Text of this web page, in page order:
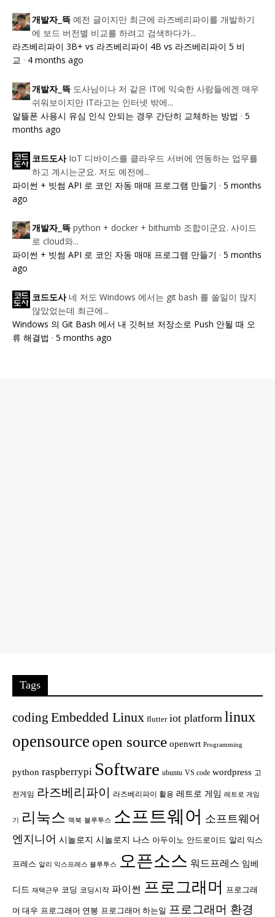
개발자_뜩 예전 글이지만 최근에 라즈베리파이를 개발하기
에 보드 버전별 비교를 하려고 검색하다가...
라즈베리파이 3B+ vs 라즈베리파이 4B vs 라즈베리파이 5 비
교 · 4 months ago
개발자_뜩 도사님이나 저 같은 IT에 익숙한 사람들에겐 매우
쉬워보이지만 IT라고는 인터넷 밖에...
알뜰폰 사용시 유심 인식 안되는 경우 간단히 교체하는 방법 · 5
months ago
코드도사 IoT 디바이스를 클라우드 서버에 연동하는 업무를
하고 계시는군요. 저도 예전에...
파이썬 + 빗썸 API 로 코인 자동 매매 프로그램 만들기 · 5 months
ago
개발자_뜩 python + docker + bithumb 조합이군요. 사이드
로 cloud와...
파이썬 + 빗썸 API 로 코인 자동 매매 프로그램 만들기 · 5 months
ago
코드도사 네 저도 Windows 에서는 git bash 를 쓸일이 많지
않았었는데 최근에...
Windows 의 Git Bash 에서 내 깃허브 저장소로 Push 안될 때 오
류 해결법 · 5 months ago
Tags
coding Embedded Linux flutter iot platform linux
opensource open source openwrt Programming
python raspberrypi Software ubuntu VS code wordpress 고
전게임 라즈베리파이 라즈베리파이 활용 레트로 게임 레트로 게임
기 리눅스 맥북 블루투스 소프트웨어 소프트웨어
엔지니어 시놀로지 시놀로지 나스 아두이노 안드로이드 알리 익스
프레스 알리 익스프레스 블루투스 오픈소스 워드프레스 임베
디드 재택근무 코딩 코딩시작 파이썬 프로그래머 프로그래
머 대우 프로그래머 연봉 프로그래머 하는일 프로그래머 환경